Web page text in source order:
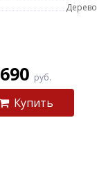
Дерево
690 руб.
Купить